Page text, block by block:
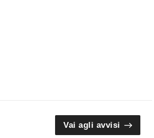
Vai agli avvisi